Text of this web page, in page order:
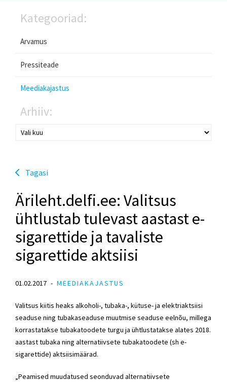
Kategooriad:
Arvamus
Pressiteade
Meediakajastus
Arhiiv:
Tagasi
Ärileht.delfi.ee: Valitsus
ühtlustab tulevast aastast e-
sigarettide ja tavaliste
sigarettide aktsiisi
01.02.2017 MEEDIAKAJASTUS
Valitsus kiitis heaks alkoholi-, tubaka-, kütuse- ja elektriaktsiisi
seaduse ning tubakaseaduse muutmise seaduse eelnõu, millega
korrastatakse tubakatoodete turgu ja ühtlustatakse alates 2018.
aastast tubaka ning alternatiivsete tubakatoodete (sh e-
sigarettide) aktsiisimäärad.
„Peamised muudatused seonduvad alternatiivsete